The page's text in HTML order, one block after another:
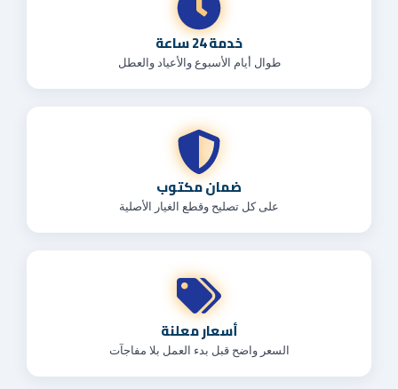
خدمة 24 ساعة
طوال أيام الأسبوع والأعياد والعطل
ضمان مكتوب
على كل تصليح وقطع الغيار الأصلية
أسعار معلنة
السعر واضح قبل بدء العمل بلا مفاجآت